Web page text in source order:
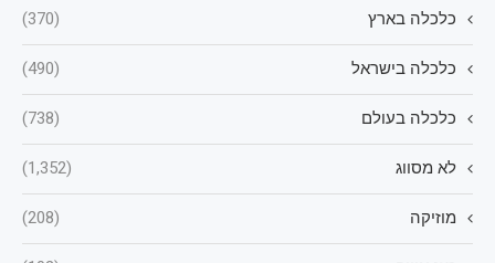
כלכלה בארץ (370)
כלכלה בישראל (490)
כלכלה בעולם (738)
לא מסווג (1,352)
מוזיקה (208)